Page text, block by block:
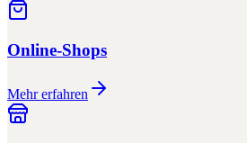
Online-Shops
Mehr erfahren